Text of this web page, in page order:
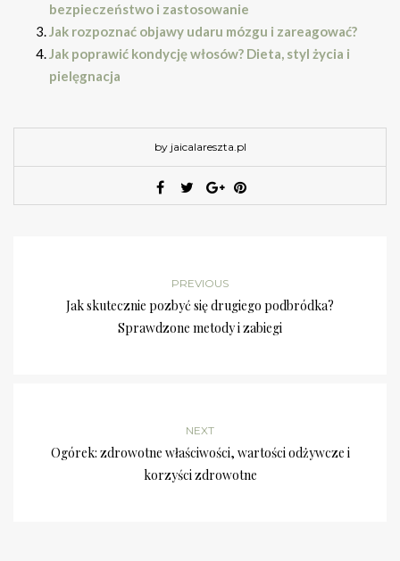
bezpieczeństwo i zastosowanie
Jak rozpoznać objawy udaru mózgu i zareagować?
Jak poprawić kondycję włosów? Dieta, styl życia i
pielęgnacja
by jaicalareszta.pl
PREVIOUS
Jak skutecznie pozbyć się drugiego podbródka?
Sprawdzone metody i zabiegi
NEXT
Ogórek: zdrowotne właściwości, wartości odżywcze i
korzyści zdrowotne